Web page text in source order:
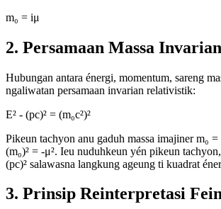
m₀ = iμ
2. Persamaan Massa Invarian
Hubungan antara énergi, momentum, sareng
ngaliwatan persamaan invarian relativistik:
E² - (pc)² = (m₀c²)²
Pikeun tachyon anu gaduh massa imajiner m₀
(m₀)² = -μ². Ieu nuduhkeun yén pikeun
(pc)² salawasna langkung ageung ti kuadrat
3. Prinsip Reinterpretasi